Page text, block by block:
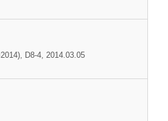
D8-4, 2014.03.05